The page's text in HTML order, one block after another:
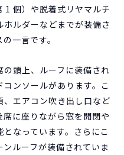
1 個）や脱着式リヤマルチ
ルダーなどまでが装備さ
一言です。
頭上、ルーフに装備され
ンソールがあります。こ
エアコン吹き出し口など
に座りながら窓を開閉や
なっています。さらにこ
ルーフが装備されていま